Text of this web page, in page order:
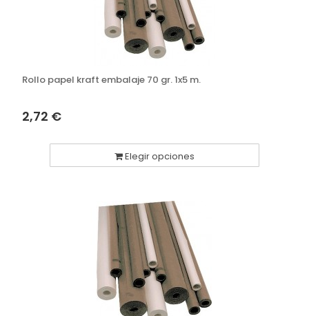
Rollo papel kraft embalaje 70 gr. 1x5 m.
2,72 €
Elegir opciones